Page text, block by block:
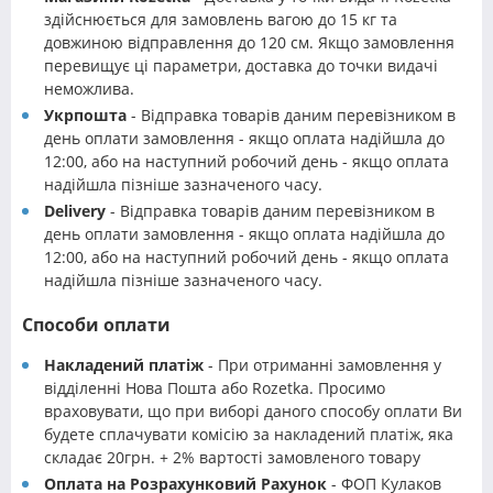
здійснюється для замовлень вагою до 15 кг та
довжиною відправлення до 120 см. Якщо замовлення
перевищує ці параметри, доставка до точки видачі
неможлива.
Укрпошта - Відправка товарів даним перевізником в
день оплати замовлення - якщо оплата надійшла до
12:00, або на наступний робочий день - якщо оплата
надійшла пізніше зазначеного часу.
Delivery - Відправка товарів даним перевізником в
день оплати замовлення - якщо оплата надійшла до
12:00, або на наступний робочий день - якщо оплата
надійшла пізніше зазначеного часу.
Способи оплати
Накладений платіж - При отриманні замовлення у
відділенні Нова Пошта або Rozetka. Просимо
враховувати, що при виборі даного способу оплати Ви
будете сплачувати комісію за накладений платіж, яка
складає 20грн. + 2% вартості замовленого товару
Оплата на Розрахунковий Рахунок - ФОП Кулаков